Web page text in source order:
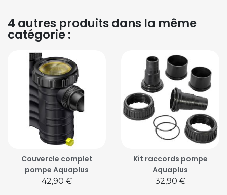
4 autres produits dans la même
catégorie :
Couvercle complet
pompe Aquaplus
Prix
42,90 €
Kit raccords pompe
Aquaplus
Prix
32,90 €